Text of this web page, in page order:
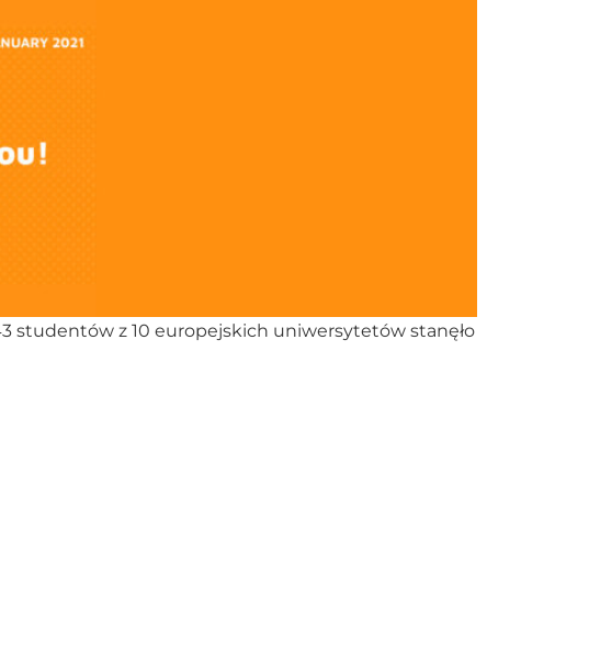
studentów z 10 europejskich uniwersytetów stanęło